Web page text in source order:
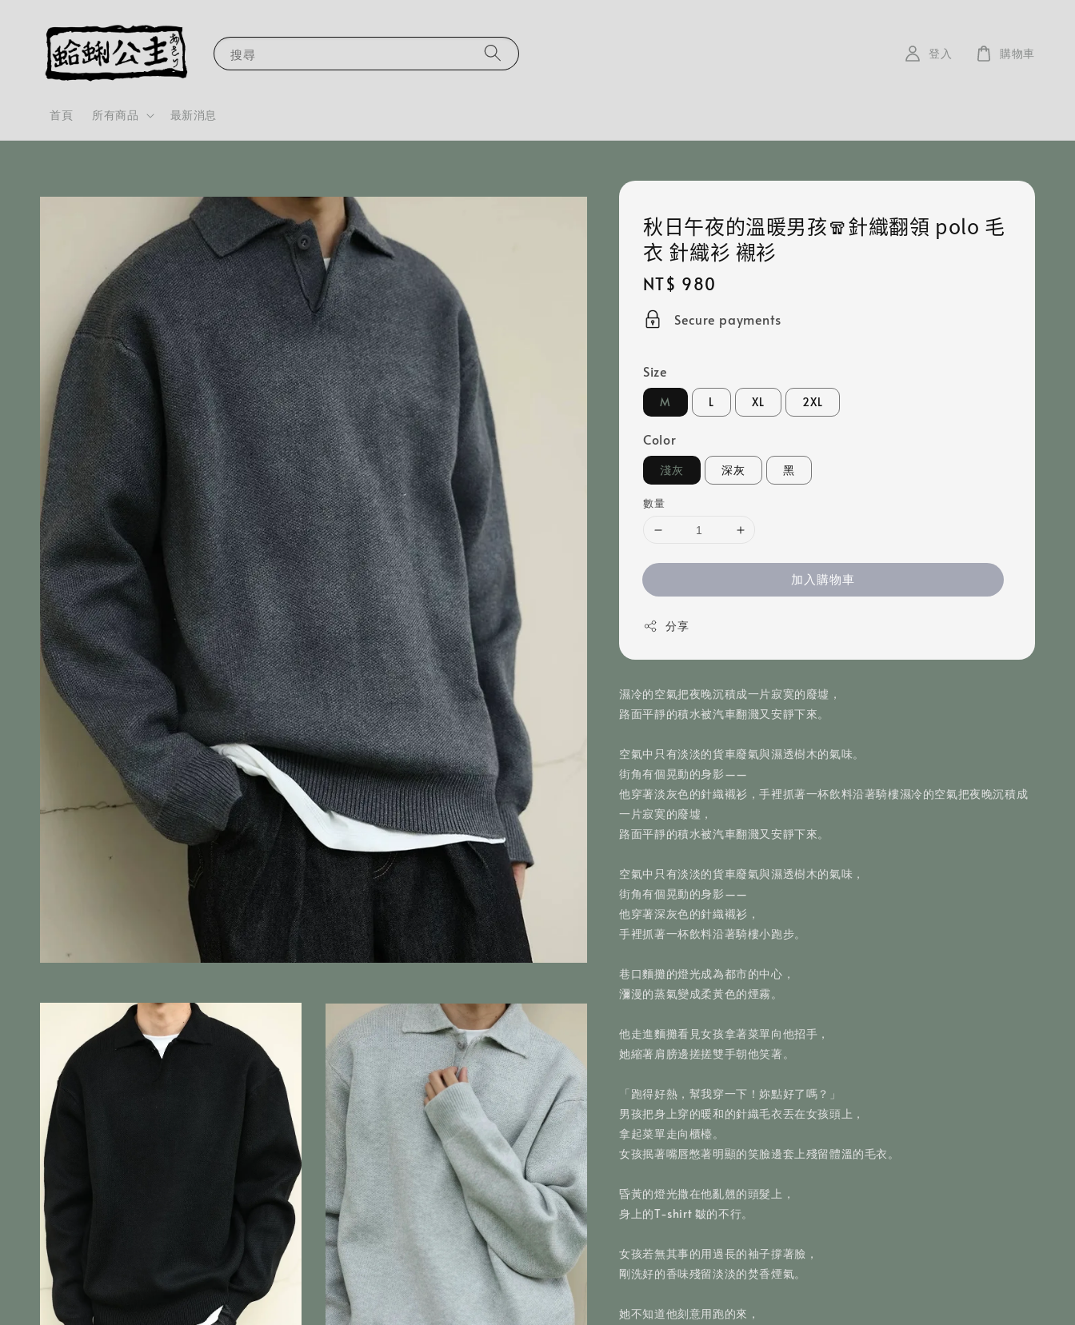
搜尋
首頁 所有商品 最新消息
登入 購物車
秋日午夜的溫暖男孩🧣針織翻領 polo 毛
衣 針織衫 襯衫
Regular
price
NT$ 980
Secure payments
Size
M L XL 2XL
Color
淺灰 深灰 黑
數量
加入購物車
分享
濕冷的空氣把夜晚沉積成一片寂寞的廢墟，
路面平靜的積水被汽車翻濺又安靜下來。
空氣中只有淡淡的貨車廢氣與濕透樹木的氣味。
街角有個晃動的身影——
他穿著淡灰色的針織襯衫，手裡抓著一杯飲料沿著騎樓濕冷的空氣把夜晚沉積成
一片寂寞的廢墟，
路面平靜的積水被汽車翻濺又安靜下來。
空氣中只有淡淡的貨車廢氣與濕透樹木的氣味，
街角有個晃動的身影——
他穿著深灰色的針織襯衫，
手裡抓著一杯飲料沿著騎樓小跑步。
巷口麵攤的燈光成為都市的中心，
瀰漫的蒸氣變成柔黃色的煙霧。
他走進麵攤看見女孩拿著菜單向他招手，
她縮著肩膀邊搓搓雙手朝他笑著。
「跑得好熱，幫我穿一下！妳點好了嗎？」
男孩把身上穿的暖和的針織毛衣丟在女孩頭上，
拿起菜單走向櫃檯。
女孩抿著嘴唇憋著明顯的笑臉邊套上殘留體溫的毛衣。
昏黃的燈光撒在他亂翹的頭髮上，
身上的T-shirt 皺的不行。
女孩若無其事的用過長的袖子撐著臉，
剛洗好的香味殘留淡淡的焚香煙氣。
她不知道他刻意用跑的來，